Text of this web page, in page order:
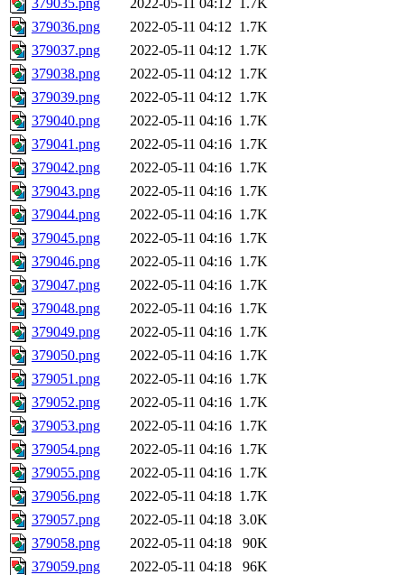
379035.png
2022-05-11 04:12 1.7K
379036.png
2022-05-11 04:12 1.7K
379037.png
2022-05-11 04:12 1.7K
379038.png
2022-05-11 04:12 1.7K
379039.png
2022-05-11 04:12 1.7K
379040.png
2022-05-11 04:16 1.7K
379041.png
2022-05-11 04:16 1.7K
379042.png
2022-05-11 04:16 1.7K
379043.png
2022-05-11 04:16 1.7K
379044.png
2022-05-11 04:16 1.7K
379045.png
2022-05-11 04:16 1.7K
379046.png
2022-05-11 04:16 1.7K
379047.png
2022-05-11 04:16 1.7K
379048.png
2022-05-11 04:16 1.7K
379049.png
2022-05-11 04:16 1.7K
379050.png
2022-05-11 04:16 1.7K
379051.png
2022-05-11 04:16 1.7K
379052.png
2022-05-11 04:16 1.7K
379053.png
2022-05-11 04:16 1.7K
379054.png
2022-05-11 04:16 1.7K
379055.png
2022-05-11 04:16 1.7K
379056.png
2022-05-11 04:18 1.7K
379057.png
2022-05-11 04:18 3.0K
379058.png
2022-05-11 04:18
90K
379059.png
2022-05-11 04:18
96K